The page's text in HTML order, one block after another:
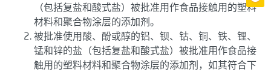
（包括复盐和酸式盐）被批准用作食品接触用的塑料
材料和聚合物涂层的添加剂。
被批准使用酸、酚或醇的铝、钡、钴、铜、铁、锂、
锰和锌的盐（包括复盐和酸式盐）被批准用作食品接
触用的塑料材料和聚合物涂层的添加剂，如其符合下